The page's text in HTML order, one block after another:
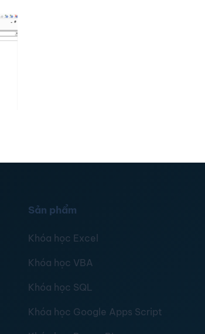
Sản phẩm
Khóa học Excel
Khóa học VBA
Khóa học SQL
Khóa học Google Apps Script